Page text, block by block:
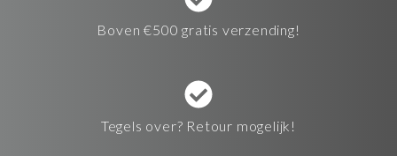
Boven €500 gratis verzending!
Tegels over? Retour mogelijk!